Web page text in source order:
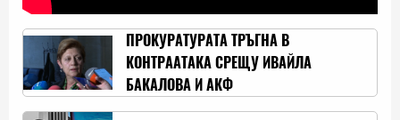
ПРОКУРАТУРАТА ТРЪГНА В
КОНТРААТАКА СРЕЩУ ИВАЙЛА
БАКАЛОВА И АКФ